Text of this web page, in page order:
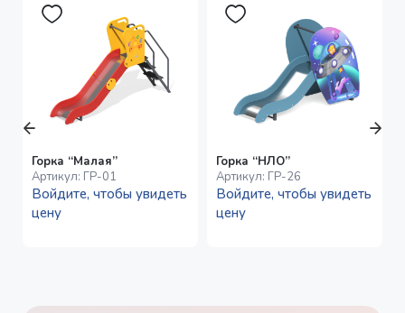
Горка “Малая”
Артикул: ГР-01
Войдите, чтобы увидеть
цену
Горка “НЛО”
Артикул: ГР-26
Войдите, чтобы увидеть
цену